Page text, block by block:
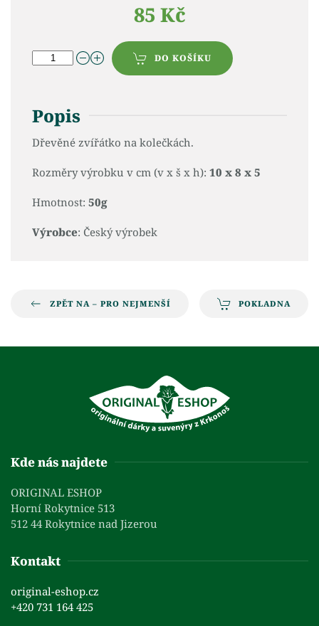
85 Kč
DO KOŠÍKU
Popis
Dřevěné zvířátko na kolečkách.
Rozměry výrobku v cm (v x š x h): 10 x 8 x 5
Hmotnost: 50g
Výrobce: Český výrobek
ZPĚT NA – PRO NEJMENŠÍ POKLADNA
Kde nás najdete
ORIGINAL ESHOP
Horní Rokytnice 513
512 44 Rokytnice nad Jizerou
Kontakt
original-eshop.cz
+420 731 164 425